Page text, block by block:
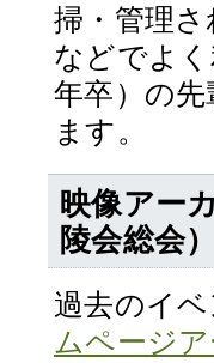
掃・管理
などでよ
年卒）の
ます。
映像アー
陵会総会）
過去のイ
ムページ